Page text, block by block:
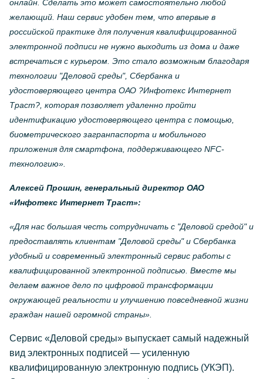
онлайн. Сделать это может самостоятельно любой
желающий. Наш сервис удобен тем, что впервые в
российской практике для получения квалифицированной
электронной подписи не нужно выходить из дома и даже
встречаться с курьером. Это стало возможным благодаря
технологии "Деловой среды", Сбербанка и
удостоверяющего центра ОАО ?Инфотекс Интернет
Траст?, которая позволяет удаленно пройти
идентификацию удостоверяющего центра с помощью,
биометрического загранпаспорта и мобильного
приложения для смартфона, поддерживающего NFC-
технологию».
Алексей Прошин, генеральный директор ОАО
«Инфотекс Интернет Траст»:
«Для нас большая честь сотрудничать с "Деловой средой" и
предоставлять клиентам "Деловой среды" и Сбербанка
удобный и современный электронный сервис работы с
квалифицированной электронной подписью. Вместе мы
делаем важное дело по цифровой трансформации
окружающей реальности и улучшению повседневной жизни
граждан нашей огромной страны».
Сервис «Деловой среды» выпускает самый надежный
вид электронных подписей — усиленную
квалифицированную электронную подпись (УКЭП).